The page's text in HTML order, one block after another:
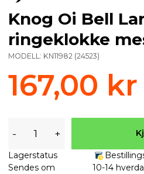
Knog Oi Bell
ringeklokke
MODELL: KN11982 (24523)
167,00 kr
- +
Lagerstatus
Sendes om
10-14